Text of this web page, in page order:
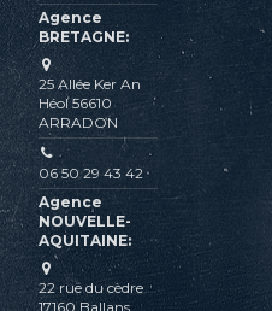
Agence
BRETAGNE:
25 Allée Ker An
Héol 56610
ARRADON
06 50 29 43 42
Agence
NOUVELLE-
AQUITAINE:
22 rue du cèdre
17160 Ballans